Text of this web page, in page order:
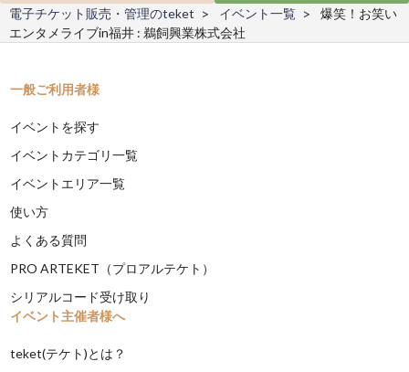
電子チケット販売・管理のteket イベント一覧
爆笑！お笑い
エンタメライブin福井 : 鵜飼興業株式会社
一般ご利用者様
イベントを探す
イベントカテゴリ一覧
イベントエリア一覧
使い方
よくある質問
PRO ARTEKET（プロアルテケト）
シリアルコード受け取り
イベント主催者様へ
teket(テケト)とは？